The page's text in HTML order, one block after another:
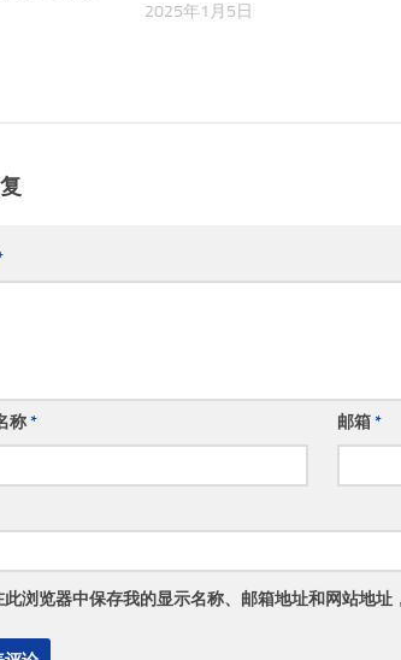
2025年1月5日
称* 邮箱*
此浏览器中保存我的显示名称、邮箱地址和网站地址